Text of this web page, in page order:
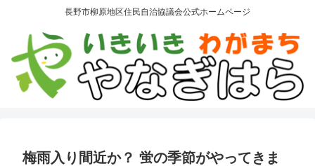
長野市柳原地区住民自治協議会公式ホームページ
梅雨入り間近か？ 蛍の季節がやってきま